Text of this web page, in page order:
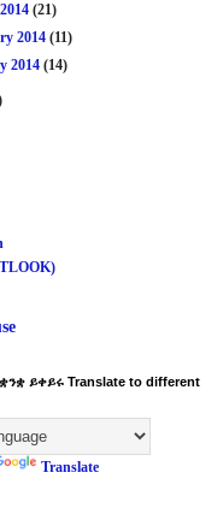
(21)
2014(11)
2014(14)
ይቀይሩ Translate to different
Translate